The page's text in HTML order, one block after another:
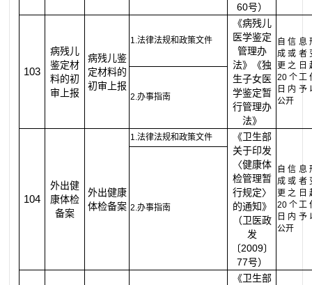
60号）
103
病残儿
鉴定材
料的初
审上报
病残儿鉴
定材料的
初审上报
1.法律法规和政策文件
《病残儿
医学鉴定
管理办
法》《独
生子女医
学鉴定暂
行管理办
法》
自信息
成或者
更之日
20个工
日内予
公开
2.办事指南
104
外出健
康体检
备案
外出健康
体检备案
1.法律法规和政策文件
《卫生部
关于印发
〈健康体
检管理暂
行规定〉
的通知》
（卫医政
发
〔2009〕
77号）
自信息
成或者
更之日
20个工
日内予
公开
2.办事指南
《卫生部